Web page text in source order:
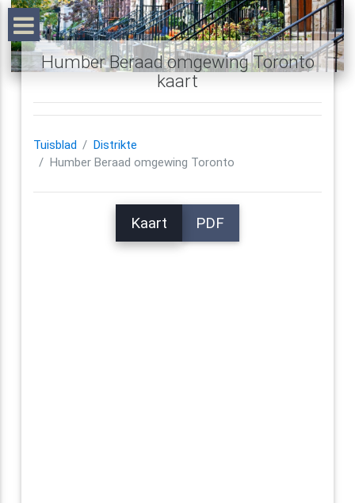
Humber Beraad omgewing Toronto
kaart
Tuisblad
Distrikte
Humber Beraad omgewing Toronto
Kaart PDF